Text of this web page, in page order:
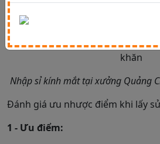
thì nên cân nhắc vì cách thức
và tiền bạc.
Nhập sỉ kính mắt tại xưởng Quảng
Đánh giá ưu nhược điểm khi lấy
1 - Ưu điểm: